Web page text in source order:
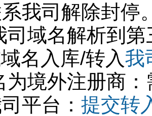
我司解除封停
司域名解析到
名入库/转入我
为境外注册商
平台： 提交转